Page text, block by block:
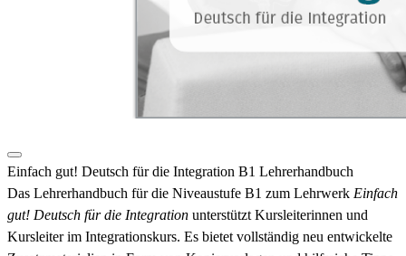
Einfach gut! Deutsch für die Integration B1 Lehrerhandbuch
Das Lehrerhandbuch für die Niveaustufe B1 zum Lehrwerk Einfach
gut! Deutsch für die Integration unterstützt Kursleiterinnen und
Kursleiter im Integrationskurs. Es bietet vollständig neu entwickelte